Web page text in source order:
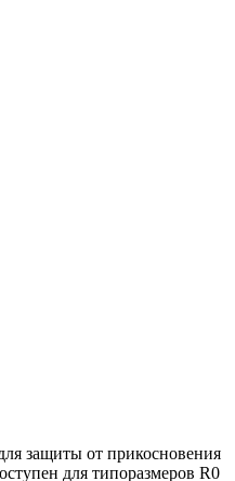
защиты от прикосновения
для типоразмеров R0